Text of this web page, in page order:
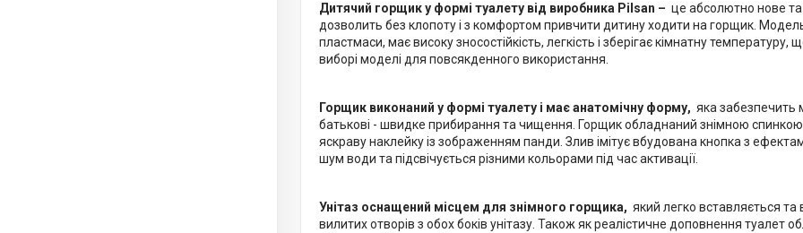
Дитячий горщик у формі туалету від виробника Pilsan – це абсолютно нове
дозволить без клопоту і з комфортом привчити дитину ходити на горщик.
пластмаси, має високу зносостійкість, легкість і зберігає кімнатну
виборі моделі для повсякденного використання.
Горщик виконаний у формі туалету і має анатомічну форму, яка забезпечить
батькові - швидке прибирання та чищення. Горщик обладнаний знімною
яскраву наклейку із зображенням панди. Злив імітує вбудована кнопка з
шум води та підсвічується різними кольорами під час активації.
Унітаз оснащений місцем для знімного горщика, який легко вставляється
вилитих отворів з обох боків унітазу. Також як реалістичне доповнення туалет